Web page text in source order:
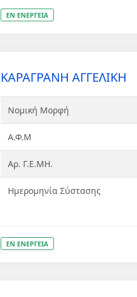
ΕΝ ΕΝΕΡΓΕΙΑ
ΚΑΡΑΓΡΑΝΗ ΑΓΓΕΛΙΚΗ
Νομική Μορφή
Α.Φ.Μ
Αρ. Γ.Ε.ΜΗ.
Ημερομηνία Σύστασης
ΕΝ ΕΝΕΡΓΕΙΑ